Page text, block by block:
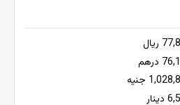
ريال
درهم
جنيه